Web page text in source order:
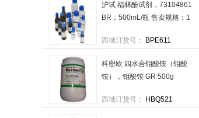
沪试 福林酚试剂，73104861
BR，500mL/瓶 售卖规格：1
西域订货号：
BPE611
科密欧 四水合钼酸铵（钼酸
铵），钼酸铵 GR 500g
售卖规格：1瓶
西域订货号： HBQ521